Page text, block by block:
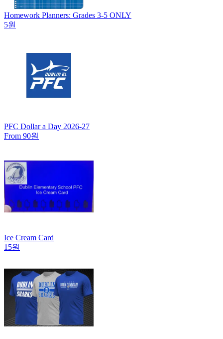
Homework Planners: Grades 3-5 ONLY
5원
PFC Dollar a Day 2026-27
From 90원
Ice Cream Card
15원